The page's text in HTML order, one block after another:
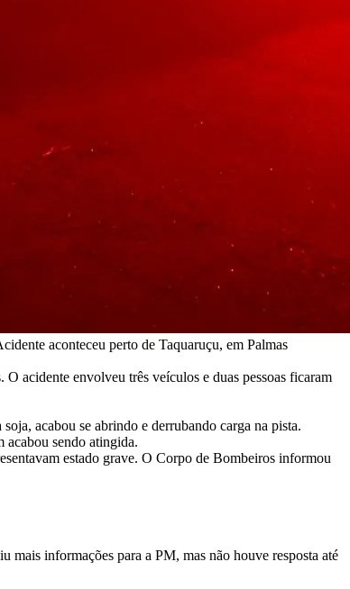
aconteceu perto de Taquaruçu, em Palmas
acidente envolveu três veículos e duas pessoas ficaram
acabou se abrindo e derrubando carga na pista.
acabou sendo atingida.
estado grave. O Corpo de Bombeiros informou
informações para a PM, mas não houve resposta até